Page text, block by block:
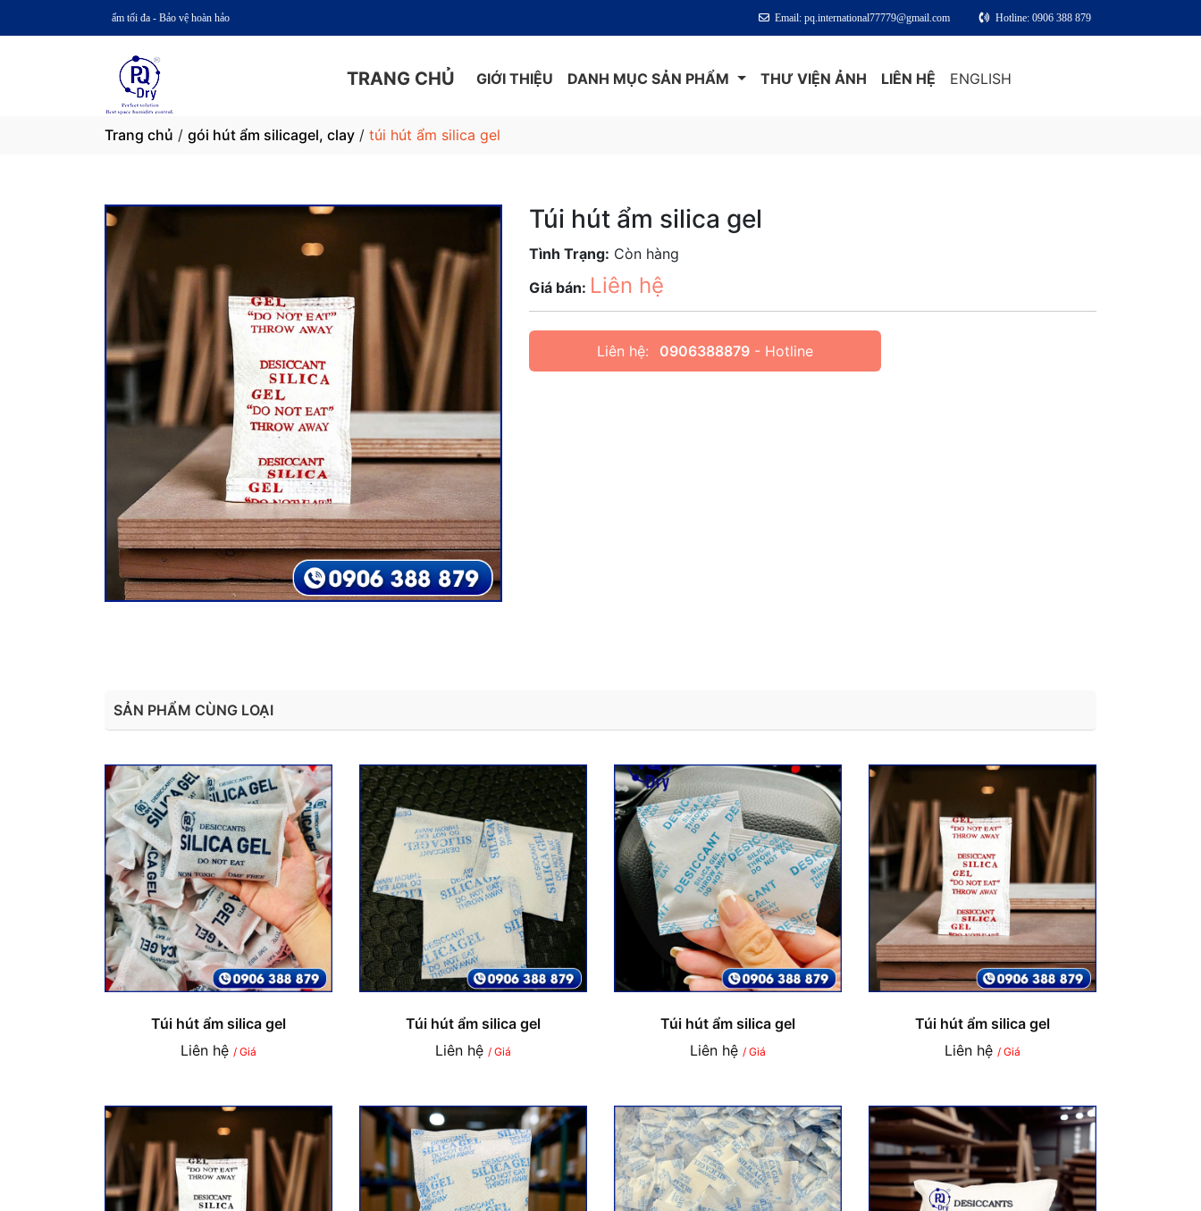
ẩm tối đa - Bảo vệ hoàn hảo Email: pq.international77779@gmail.com Hotline: 0906 388 879
TRANG CHỦ GIỚI THIỆU DANH MỤC SẢN PHẨM THƯ VIỆN ẢNH LIÊN HỆ ENGLISH
Trang chủ / gói hút ẩm silicagel, clay / túi hút ẩm silica gel
Túi hút ẩm silica gel
Tình Trạng: Còn hàng
Giá bán: Liên hệ
Liên hệ: 0906388879- Hotline
SẢN PHẨM CÙNG LOẠI
Túi hút ẩm silica gel
Liên hệ / Giá
Túi hút ẩm silica gel
Liên hệ / Giá
Túi hút ẩm silica gel
Liên hệ / Giá
Túi hút ẩm silica gel
Liên hệ / Giá